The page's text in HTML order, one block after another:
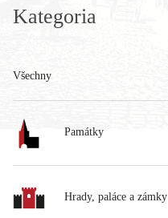
Kategoria
Všechny
Památky
Hrady, paláce a zámky